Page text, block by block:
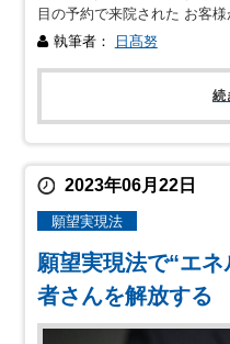
目の予約で来院された お客様
執筆者：
日髙努
続
2023年06月22日
願望実現法
願望実現法で“エ
者さんを解放する